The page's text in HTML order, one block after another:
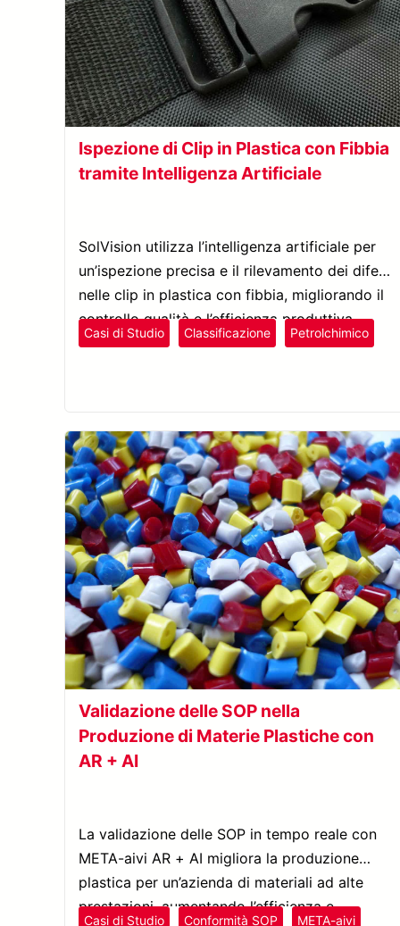
Ispezione di Clip in Plastica con Fibbia
tramite Intelligenza Artificiale
SolVision utilizza l’intelligenza artificiale per
un’ispezione precisa e il rilevamento dei difetti
nelle clip in plastica con fibbia, migliorando il
controllo qualità e l’efficienza produttiva.
Casi di Studio Classificazione Petrolchimico
Validazione delle SOP nella
Produzione di Materie Plastiche con
AR + AI
La validazione delle SOP in tempo reale con
META-aivi AR + AI migliora la produzione
plastica per un’azienda di materiali ad alte
prestazioni, aumentando l’efficienza e
Casi di Studio Conformità SOP META-aivi